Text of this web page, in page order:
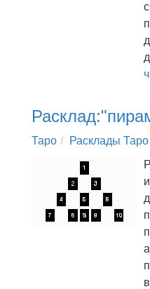
Таро
Расклады Таро